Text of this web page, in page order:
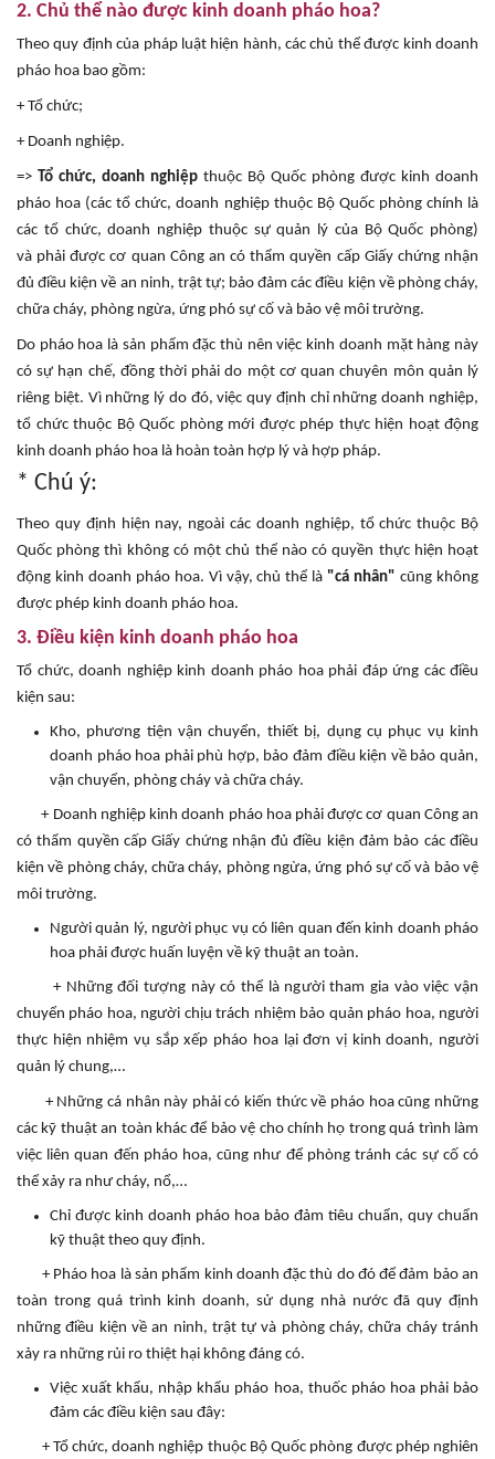
2. Chủ thể nào được kinh doanh pháo hoa?
Theo quy định của pháp luật hiện hành, các chủ thể được kinh doanh
pháo hoa bao gồm:
+ Tổ chức;
+ Doanh nghiệp.
=> Tổ chức, doanh nghiệp thuộc Bộ Quốc phòng được kinh doanh
pháo hoa (các tổ chức, doanh nghiệp thuộc Bộ Quốc phòng chính là
các tổ chức, doanh nghiệp thuộc sự quản lý của Bộ Quốc phòng)
và phải được cơ quan Công an có thẩm quyền cấp Giấy chứng nhận
đủ điều kiện về an ninh, trật tự; bảo đảm các điều kiện về phòng cháy,
chữa cháy, phòng ngừa, ứng phó sự cố và bảo vệ môi trường.
Do pháo hoa là sản phẩm đặc thù nên việc kinh doanh mặt hàng này
có sự hạn chế, đồng thời phải do một cơ quan chuyên môn quản lý
riêng biệt. Vì những lý do đó, việc quy định chỉ những doanh nghiệp,
tổ chức thuộc Bộ Quốc phòng mới được phép thực hiện hoạt động
kinh doanh pháo hoa là hoàn toàn hợp lý và hợp pháp.
* Chú ý:
Theo quy định hiện nay, ngoài các doanh nghiệp, tổ chức thuộc Bộ
Quốc phòng thì không có một chủ thể nào có quyền thực hiện hoạt
động kinh doanh pháo hoa. Vì vậy, chủ thể là "cá nhân" cũng không
được phép kinh doanh pháo hoa.
3. Điều kiện kinh doanh pháo hoa
Tổ chức, doanh nghiệp kinh doanh pháo hoa phải đáp ứng các điều
kiện sau:
Kho, phương tiện vận chuyển, thiết bị, dụng cụ phục vụ kinh
doanh pháo hoa phải phù hợp, bảo đảm điều kiện về bảo quản,
vận chuyển, phòng cháy và chữa cháy.
+ Doanh nghiệp kinh doanh pháo hoa phải được cơ quan Công an
có thẩm quyền cấp Giấy chứng nhận đủ điều kiện đảm bảo các điều
kiện về phòng cháy, chữa cháy, phòng ngừa, ứng phó sự cố và bảo vệ
môi trường.
Người quản lý, người phục vụ có liên quan đến kinh doanh pháo
hoa phải được huấn luyện về kỹ thuật an toàn.
+ Những đối tượng này có thể là người tham gia vào việc vận
chuyển pháo hoa, người chịu trách nhiệm bảo quản pháo hoa, người
thực hiện nhiệm vụ sắp xếp pháo hoa lại đơn vị kinh doanh, người
quản lý chung,…
+ Những cá nhân này phải có kiến thức về pháo hoa cũng những
các kỹ thuật an toàn khác để bảo vệ cho chính họ trong quá trình làm
việc liên quan đến pháo hoa, cũng như để phòng tránh các sự cố có
thể xảy ra như cháy, nổ,…
Chỉ được kinh doanh pháo hoa bảo đảm tiêu chuẩn, quy chuẩn
kỹ thuật theo quy định.
+ Pháo hoa là sản phẩm kinh doanh đặc thù do đó để đảm bảo an
toàn trong quá trình kinh doanh, sử dụng nhà nước đã quy định
những điều kiện về an ninh, trật tự và phòng cháy, chữa cháy tránh
xảy ra những rủi ro thiệt hại không đáng có.
Việc xuất khẩu, nhập khẩu pháo hoa, thuốc pháo hoa phải bảo
đảm các điều kiện sau đây:
+ Tổ chức, doanh nghiệp thuộc Bộ Quốc phòng được phép nghiên